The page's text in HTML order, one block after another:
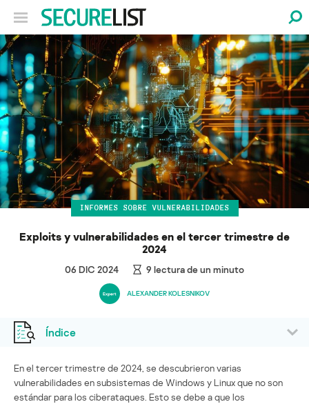
INFORMES SOBRE VULNERABILIDADES
Exploits y vulnerabilidades en el tercer trimestre de
2024
06 DIC 2024 9 lectura de un minuto
ALEXANDER KOLESNIKOV
Índice
En el tercer trimestre de 2024, se descubrieron varias
vulnerabilidades en subsistemas de Windows y Linux que no son
estándar para los ciberataques. Esto se debe a que los